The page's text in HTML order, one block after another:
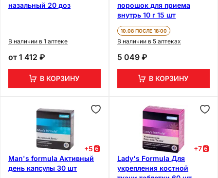
назальный 20 доз
В наличии в 1 аптеке
от 1 412 ₽
В КОРЗИНУ
порошок для приема
внутрь 10 г 15 шт
10.08 ПОСЛЕ 18:00
В наличии в 5 аптеках
5 049 ₽
В КОРЗИНУ
+5
Man's formula Активный
день капсулы 30 шт
+7
Lady's Formula Для
укрепления костной